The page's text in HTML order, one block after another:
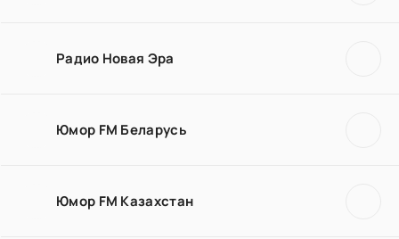
Радио Новая Эра
Юмор FM Беларусь
Юмор FM Казахстан